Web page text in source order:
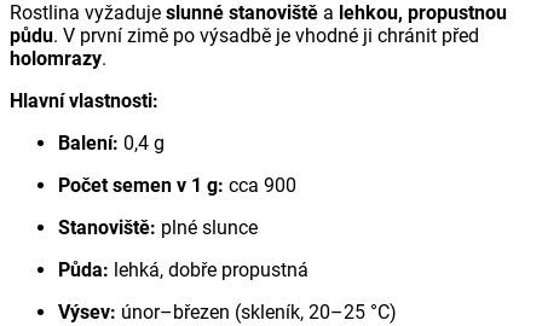
Rostlina vyžaduje slunné stanoviště a lehkou, propustnou
půdu. V první zimě po výsadbě je vhodné ji chránit před
holomrazy.
Hlavní vlastnosti:
Balení: 0,4 g
Počet semen v 1 g: cca 900
Stanoviště: plné slunce
Půda: lehká, dobře propustná
Výsev: únor–březen (skleník, 20–25 °C)